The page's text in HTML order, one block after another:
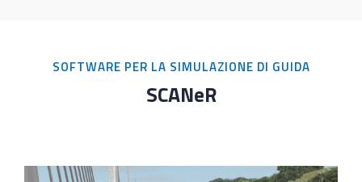
SOFTWARE PER LA SIMULAZIONE DI GUIDA
SCANeR